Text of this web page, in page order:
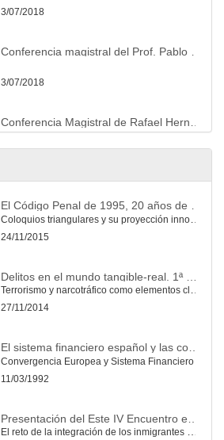
3/07/2018
3/07/2018
3/07/2018
3/07/2018
4/07/2018
4/07/2018
24/11/2015
Terrorismo y narcotráfico como elementos clave del crimen organizado transnacional y amenaza para la seguridad
27/11/2014
Convergencia Europea y Sistema Financiero
11/03/1992
El reto de la integración de los inmigrantes y su repercusión en la UE.